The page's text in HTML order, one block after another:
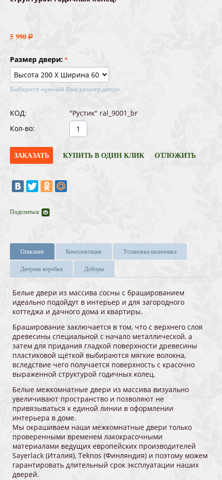
5 990 Р
Размер двери:
Выберите нужный Вам размер двери
КОД:
"Рустик" ral_9001_br
Кол-во:
ЗАКАЗАТЬ КУПИТЬ В ОДИН КЛИК ОТЛОЖИТЬ
Поделиться
Описание Комплектация Установка наличника
Дверная коробка Доборы
Белые двери из массива сосны с брашированием
идеально подойдут в интерьер и для загородного
коттеджа и дачного дома и квартиры.
Браширование заключается в том, что с верхнего слоя
древесины специальной с начало металлической, а
затем для придания гладкой поверхности древесины
пластиковой щёткой выбираются мягкие волокна,
вследствие чего получается поверхность с красочно
выраженной структурой годичных колец.
Белые межкомнатные двери из массива визуально
увеличивают пространство и позволяют не
привязываться к единой линии в оформлении
интерьера в доме.
Мы окрашиваем наши межкомнатные двери только
проверенными временем лакокрасочными
материалами ведущих европейских производителей
Sayerlack (Италия), Teknos (Финляндия) и поэтому можем
гарантировать длительный срок эксплуатации наших
дверей.